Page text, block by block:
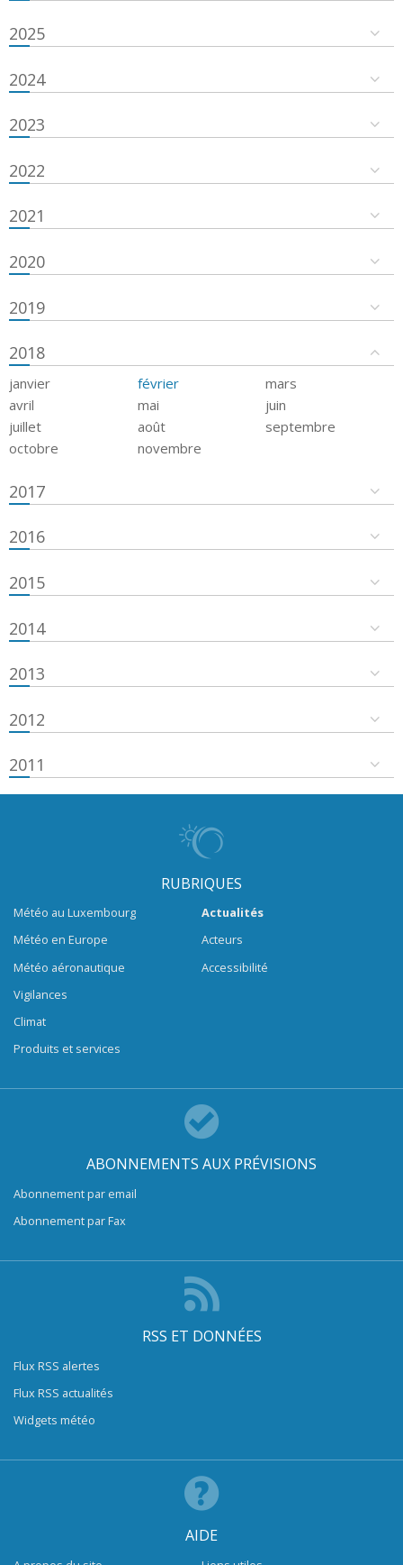
2025
2024
2023
2022
2021
2020
2019
2018
janvier février
mars
avril
mai
juin
juillet
août
septembre
octobre
novembre
2017
2016
2015
2014
2013
2012
2011
RUBRIQUES
Météo au Luxembourg
Météo en Europe
Météo aéronautique
Vigilances
Climat
Produits et services
Actualités
Acteurs
Accessibilité
ABONNEMENTS AUX PRÉVISIONS
Abonnement par email
Abonnement par Fax
RSS ET DONNÉES
Flux RSS alertes
Flux RSS actualités
Widgets météo
AIDE